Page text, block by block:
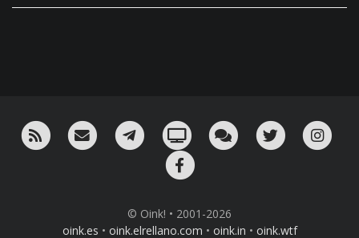
RSS ¡Mándame un email!¡Nuestro canal en Telegram!
Oink! TV Charla con nosotros
Twitter
© Oink! • 2001-2026
oink.es • oink.elrellano.com • oink.in • oink.wtf